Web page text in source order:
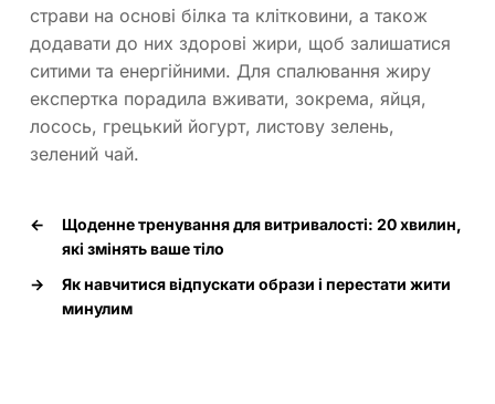
страви на основі білка та клітковини, а також
додавати до них здорові жири, щоб залишатися
ситими та енергійними. Для спалювання жиру
експертка порадила вживати, зокрема, яйця,
лосось, грецький йогурт, листову зелень,
зелений чай.
←
Щоденне тренування для витривалості: 20 хвилин,
які змінять ваше тіло
→
Як навчитися відпускати образи і перестати жити
минулим